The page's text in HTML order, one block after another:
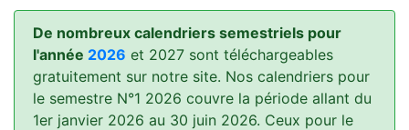
De nombreux calendriers semestriels pour
l'année 2026 et 2027 sont téléchargeables
gratuitement sur notre site. Nos calendriers pour
le semestre N°1 2026 couvre la période allant du
1er janvier 2026 au 30 juin 2026. Ceux pour le